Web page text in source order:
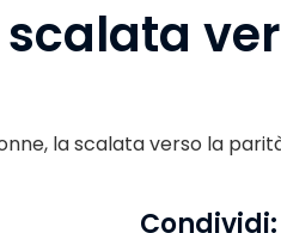
la scalata verso la
Condividi: